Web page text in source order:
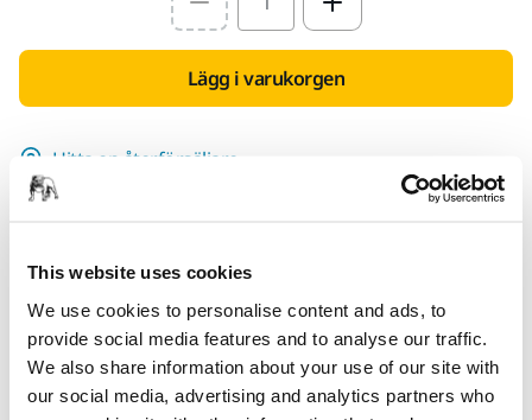
This website uses cookies
We use cookies to personalise content and ads, to
provide social media features and to analyse our traffic.
We also share information about your use of our site with
our social media, advertising and analytics partners who
Select quantity value
Lägg i varukorgen
Hitta en återförsäljare
Snabb leverans
Fri frakt över 49.90€ inkl.moms
Säker kortbetalning
Uppföljning av försändelse